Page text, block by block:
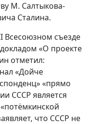
М. Салтыкова-
Сталина.
Всесоюзном съезде
«О проекте
отметил:
«Дойче
«прямо
СССР является
что СССР не